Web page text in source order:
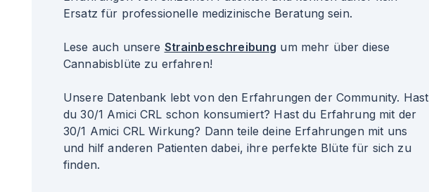
Ersatz für professionelle medizinische Beratung sein.
Lese auch unsere Strainbeschreibung um mehr über diese
Cannabisblüte zu erfahren!
Unsere Datenbank lebt von den Erfahrungen der Community. Hast
du 30/1 Amici CRL schon konsumiert? Hast du Erfahrung mit der
30/1 Amici CRL Wirkung? Dann teile deine Erfahrungen mit uns
und hilf anderen Patienten dabei, ihre perfekte Blüte für sich zu
finden.